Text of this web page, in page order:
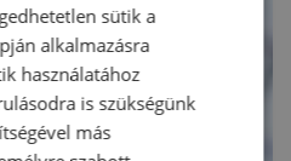
sütik a
alkalmazásra
használatához
is szükségünk
más